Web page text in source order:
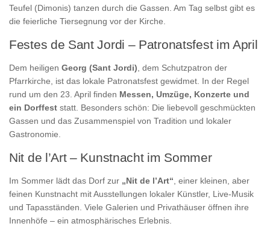
Teufel (Dimonis) tanzen durch die Gassen. Am Tag selbst gibt es
die feierliche Tiersegnung vor der Kirche.
Festes de Sant Jordi – Patronatsfest im April
Dem heiligen Georg (Sant Jordi) , dem Schutzpatron der
Pfarrkirche, ist das lokale Patronatsfest gewidmet. In der Regel
rund um den 23. April finden Messen, Umzüge, Konzerte und
ein Dorffest statt. Besonders schön: Die liebevoll geschmückten
Gassen und das Zusammenspiel von Tradition und lokaler
Gastronomie.
Nit de l’Art – Kunstnacht im Sommer
Im Sommer lädt das Dorf zur „Nit de l’Art“ , einer kleinen, aber
feinen Kunstnacht mit Ausstellungen lokaler Künstler, Live-Musik
und Tapasständen. Viele Galerien und Privathäuser öffnen ihre
Innenhöfe – ein atmosphärisches Erlebnis.